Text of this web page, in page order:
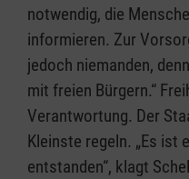
notwendig, die
informieren. Zur
jedoch niemanden,
mit freien Bürgern.“
Verantwortung. Der
Kleinste regeln. „Es
entstanden“, klagt